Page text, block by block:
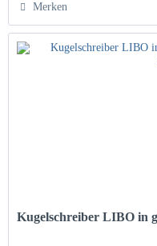
Merken
Kugelschreiber LIBO in